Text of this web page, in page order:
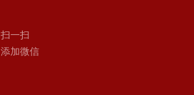
扫一扫
添加微信